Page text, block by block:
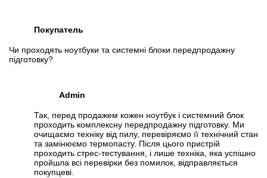
Покупатель
Чи проходять ноутбуки та системні блоки передпродажну
підготовку?
Admin
Так, перед продажем кожен ноутбук і системний блок
проходить комплексну передпродажну підготовку. Ми
очищаємо техніку від пилу, перевіряємо її технічний стан
та замінюємо термопасту. Після цього пристрій
проходить стрес-тестування, і лише техніка, яка успішно
пройшла всі перевірки без помилок, відправляється
покупцеві.